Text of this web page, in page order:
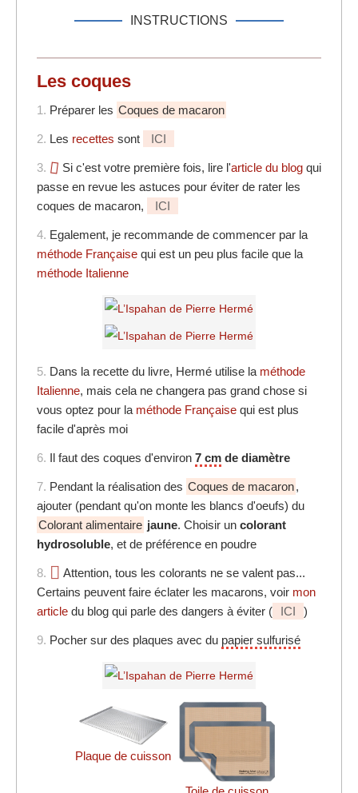
INSTRUCTIONS
Les coques
1. Préparer les Coques de macaron
2. Les recettes sont ICI
3. Si c'est votre première fois, lire l'article du blog qui
passe en revue les astuces pour éviter de rater les
coques de macaron,
ICI
4. Egalement, je recommande de commencer par la
méthode Française qui est un peu plus facile que la
méthode Italienne
5. Dans la recette du livre, Hermé utilise la méthode
Italienne, mais cela ne changera pas grand chose si
vous optez pour la méthode Française qui est plus
facile d'après moi
6. Il faut des coques d'environ 7 cm de diamètre
7. Pendant la réalisation des Coques de macaron,
ajouter (pendant qu'on monte les blancs d'oeufs) du
Colorant alimentaire jaune. Choisir un colorant
hydrosoluble, et de préférence en poudre
8.
Attention, tous les colorants ne se valent pas...
Certains peuvent faire éclater les macarons, voir mon
article du blog qui parle des dangers à éviter ( ICI )
9. Pocher sur des plaques avec du papier sulfurisé
Plaque de cuisson